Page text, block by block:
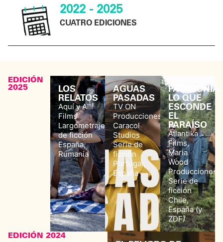
2022 - 2025
CUATRO EDICIONES
EDICIÓN
2025 LOS
RELATOS
Aquí y Allí
Films
Largometraje
de ficción
España,
Rumania
AGUAS
PASADAS
TV ON
Producciones,
Caracol
Studios
Serie de
ficción
Portugal,
España
PATAGONIA.
LO QUE
ESCONDE
EL
PARAÍSO
Atlantika
Films,
Maria
Wood
Producciones
Serie de
ficción
Chile,
España (y
ZDF)
EDICIÓN 2024